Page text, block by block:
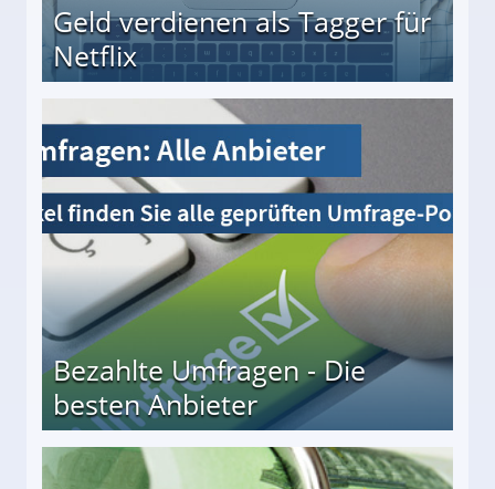
Geld verdienen als Tagger für
Netflix
Bezahlte Umfragen - Die
besten Anbieter